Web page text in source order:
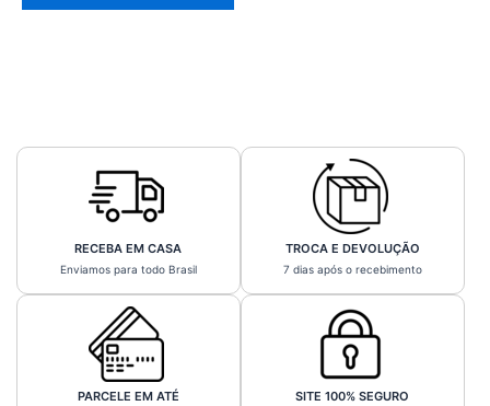
RECEBA EM CASA
Enviamos para todo Brasil
TROCA E DEVOLUÇÃO
7 dias após o recebimento
PARCELE EM ATÉ SITE 100% SEGURO